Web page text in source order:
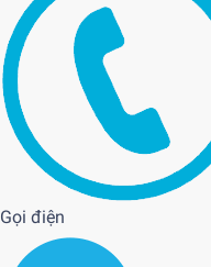
Gọi điện